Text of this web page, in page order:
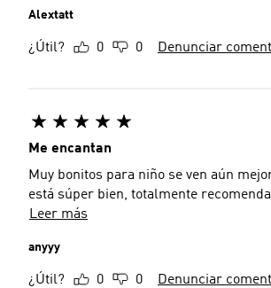
Alextatt
¿Útil? 0 0 Denunciar
Me encantan
Muy bonitos para niño se ven aún mejor en persona, cómodos y fáciles de combinar. La talla quedó perfecta y la calidad
está súper bien, totalmente
Leer más
anyyy
¿Útil? 0 0 Denunciar